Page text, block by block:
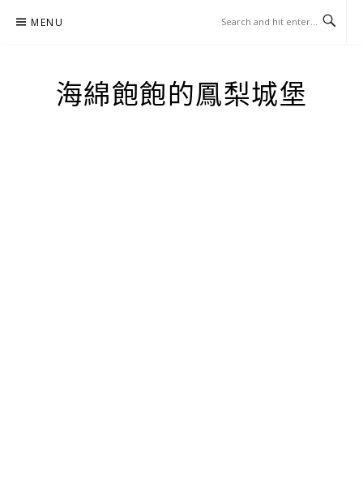
MENU
海綿飽飽的鳳梨城堡